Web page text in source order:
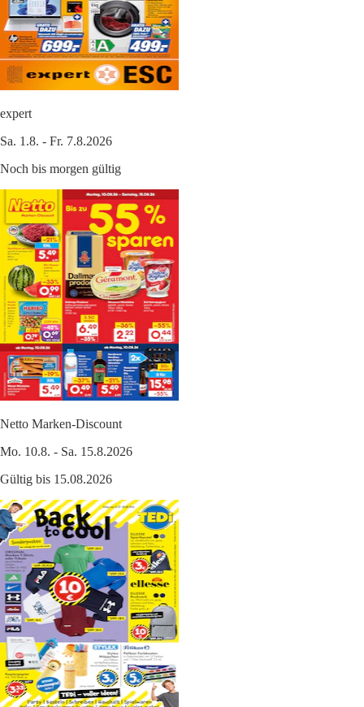
expert
Sa. 1.8. - Fr. 7.8.2026
Noch bis morgen gültig
Netto Marken-Discount
Mo. 10.8. - Sa. 15.8.2026
Gültig bis 15.08.2026